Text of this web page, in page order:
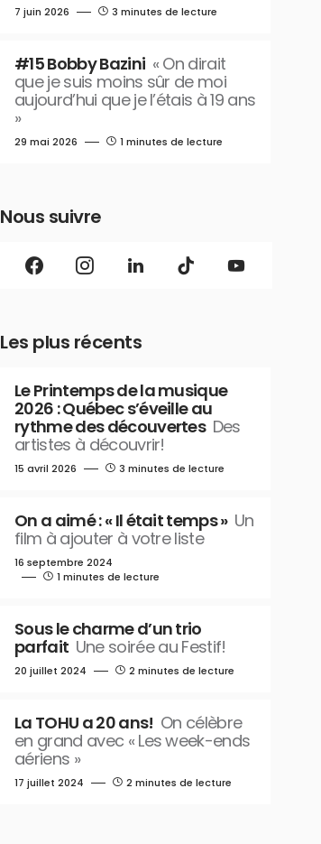
7 juin 2026 3 minutes de lecture
#15 Bobby Bazini « On dirait
que je suis moins sûr de moi
aujourd’hui que je l’étais à 19 ans
»
29 mai 2026 1 minutes de lecture
Nous suivre
Les plus récents
Le Printemps de la musique
2026 : Québec s’éveille au
rythme des découvertes Des
artistes à découvrir!
15 avril 2026 3 minutes de lecture
On a aimé : « Il était temps » Un
film à ajouter à votre liste
16 septembre 2024
1 minutes de lecture
Sous le charme d’un trio
parfait Une soirée au Festif!
20 juillet 2024 2 minutes de lecture
La TOHU a 20 ans! On célèbre
en grand avec « Les week-ends
aériens »
17 juillet 2024 2 minutes de lecture